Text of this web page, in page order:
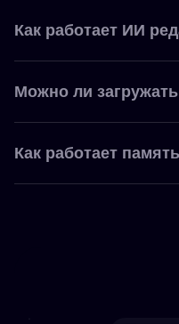
Как работает ИИ
Можно ли
Как работает